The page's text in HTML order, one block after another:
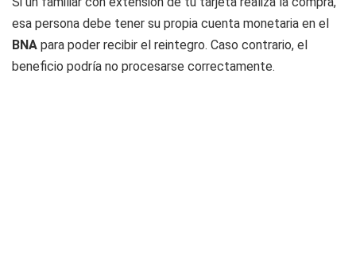
esa persona debe tener su propia cuenta monetaria en el
BNA para poder recibir el reintegro. Caso contrario, el
beneficio podría no procesarse correctamente.